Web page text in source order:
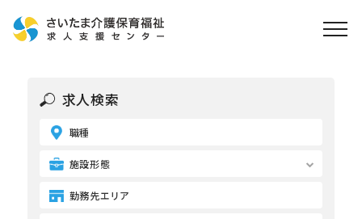
求人検索
就職・転職支援
資格取得なら
さいたま介護アカデミー
求人検索
職種
施設形態
勤務先エリア